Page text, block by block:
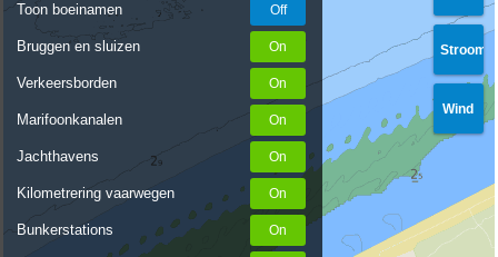
Toon boeinamen
Bruggen en sluizen
Verkeersborden
Marifoonkanalen
Jachthavens
Kilometrering vaarwegen
Bunkerstations
Stroom
Wind